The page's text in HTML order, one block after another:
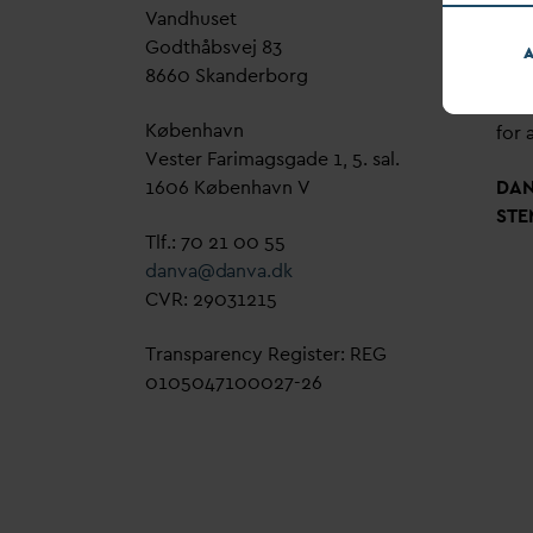
Vandhuset
Godthåbsvej 83
8660 Skanderborg
København
Vester Farimagsgade 1, 5. sal.
1606 København V
Tlf.: 70 21 00 55
danva@danva.dk
CVR: 29031215
Transparency Register: REG
0105047100027-26
for
DAN